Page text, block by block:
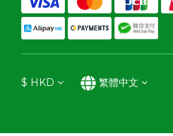
$ HKD 繁體中文